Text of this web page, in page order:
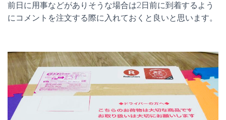
前日に用事などがありそうな場合は2日前に到着するよう
にコメントを注文する際に入れておくと良いと思います。